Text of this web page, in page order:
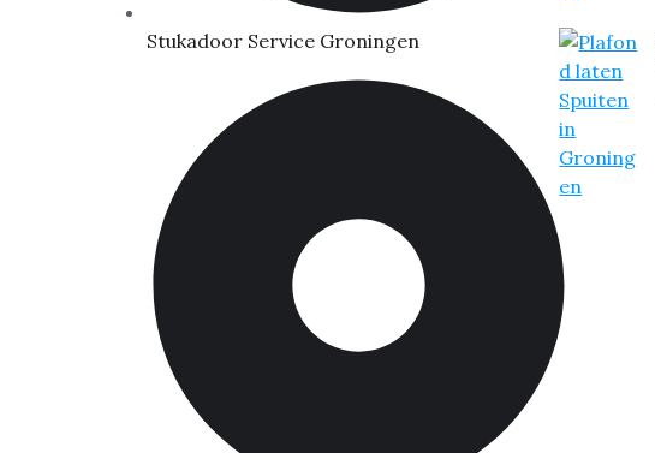
Stukadoor Service Groningen